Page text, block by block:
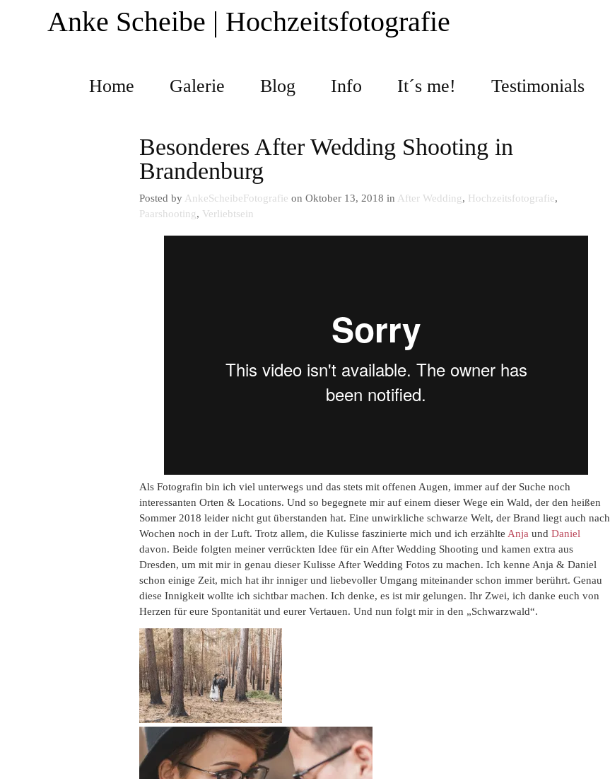
Anke Scheibe | Hochzeitsfotografie
Home Galerie Blog Info It´s me! Testimonials
Besonderes After Wedding Shooting in
Brandenburg
Posted by AnkeScheibeFotografie on Oktober 13, 2018 in After Wedding, Hochzeitsfotografie,
Paarshooting, Verliebtsein
Als Fotografin bin ich viel unterwegs und das stets mit offenen Augen, immer auf der Suche noch
interessanten Orten & Locations. Und so begegnete mir auf einem dieser Wege ein Wald, der den heißen
Sommer 2018 leider nicht gut überstanden hat. Eine unwirkliche schwarze Welt, der Brand liegt auch nach
Wochen noch in der Luft. Trotz allem, die Kulisse faszinierte mich und ich erzählte Anja und Daniel
davon. Beide folgten meiner verrückten Idee für ein After Wedding Shooting und kamen extra aus
Dresden, um mit mir in genau dieser Kulisse After Wedding Fotos zu machen. Ich kenne Anja & Daniel
schon einige Zeit, mich hat ihr inniger und liebevoller Umgang miteinander schon immer berührt. Genau
diese Innigkeit wollte ich sichtbar machen. Ich denke, es ist mir gelungen. Ihr Zwei, ich danke euch von
Herzen für eure Spontanität und eurer Vertauen. Und nun folgt mir in den „Schwarzwald“.